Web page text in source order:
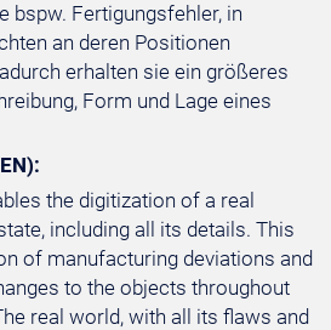
bspw. Fertigungsfehler, in
an deren Positionen
erhalten sie ein größeres
Form und Lage eines
the digitization of a real
including all its details. This
of manufacturing deviations and
to the objects throughout
real world, with all its flaws and